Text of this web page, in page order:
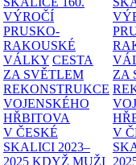
VÝROČÍ
PRUSKO-
RAKOUSKÉ
VÁLKY CESTA
ZA SVĚTLEM
REKONSTRUKCE
VOJENSKÉHO
HŘBITOVA
V ČESKÉ
SKALICI 2023–
2025 KDYŽ MUŽI
ZA
V